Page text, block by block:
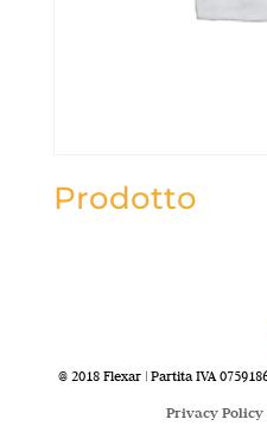
Prodotto
@ 2018 Flexar | Partita IVA
Privacy